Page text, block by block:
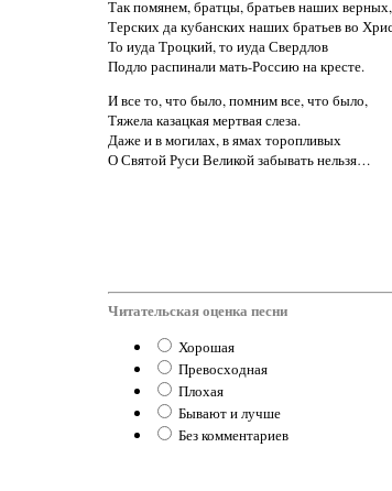
Так помянем, братцы, братьев наших верных,
Терских да кубанских наших братьев во
То иуда Троцкий, то иуда Свердлов
Подло распинали мать-Россию на кресте.
И все то, что было, помним все, что было,
Тяжела казацкая мертвая слеза.
Даже и в могилах, в ямах торопливых
О Святой Руси Великой забывать нельзя…
Читательская оценка песни
Хорошая
Превосходная
Плохая
Бывают и лучше
Без комментариев